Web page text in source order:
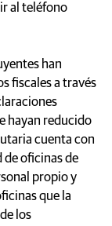
al teléfono
han
fiscales a través
hayan reducido
cuenta con
de oficinas de
propio y
que la
los